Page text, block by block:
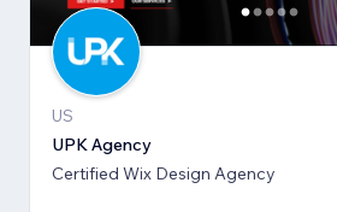
US
UPK Agency
Certified Wix Design Agency